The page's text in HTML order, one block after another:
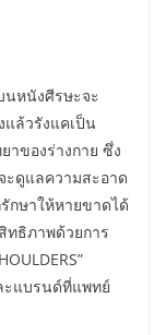
นหนังศีรษะจะ
แล้วรังแคเป็น
าของร่างกาย ซึ่ง
ะดูแลความสะอาด
กษาให้หายขาดได้
ทธิภาพด้วยการ
แบรนด์ที่แพทย์